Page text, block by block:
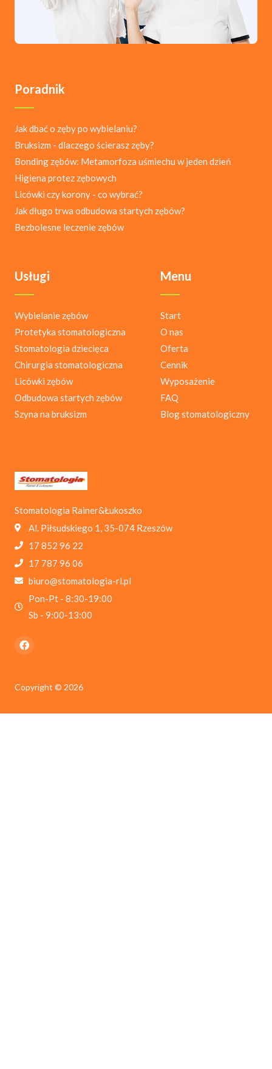
Stomatologia Rainer&Łukoszko
Al. Piłsudskiego 1, 35-074 Rzeszów
17 852 96 22
17 787 96 06
biuro@stomatologia-rl.pl
Pon-Pt - 8:30-19:00
Sb - 9:00-13:00
Menu
Start
O nas
Oferta
Cennik
Wyposażenie
FAQ
Blog stomatologiczny
Usługi
Wybielanie zębów
Protetyka stomatologiczna
Stomatologia dziecięca
Chirurgia stomatologiczna
Licówki zębów
Odbudowa startych zębów
Szyna na bruksizm
Poradnik
Jak dbać o zęby po wybielaniu?
Bruksizm - dlaczego ścierasz zęby?
Bonding zębów: Metamorfoza uśmiechu w jeden dzień
Higiena protez zębowych
Licówki czy korony - co wybrać?
Jak długo trwa odbudowa startych zębów?
Bezbolesne leczenie zębów
Copyright © 2026